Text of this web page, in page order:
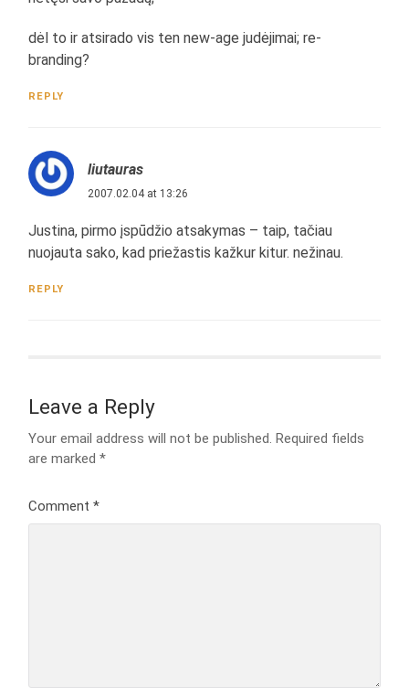
dėl to ir atsirado vis ten new-age judėjimai; re-
branding?
REPLY
liutauras
2007.02.04 at 13:26
Justina, pirmo įspūdžio atsakymas – taip, tačiau
nuojauta sako, kad priežastis kažkur kitur. nežinau.
REPLY
Leave a Reply
Your email address will not be published. Required fields
are marked*
Comment*